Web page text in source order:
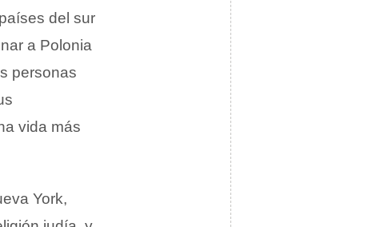
del sur
a Polonia
personas
vida más
York,